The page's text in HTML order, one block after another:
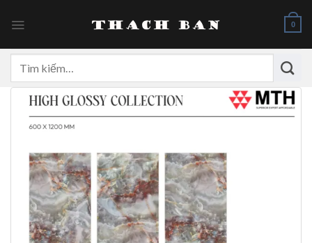
0
kiếm: